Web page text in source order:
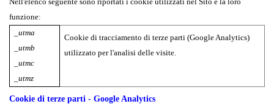
funzione:
_utma
_utmb
_utmc
_utmz
Cookie di tracciamento di terze parti (Google Analytics)
utilizzato per l'analisi delle visite.
Cookie di terze parti - Google Analytics